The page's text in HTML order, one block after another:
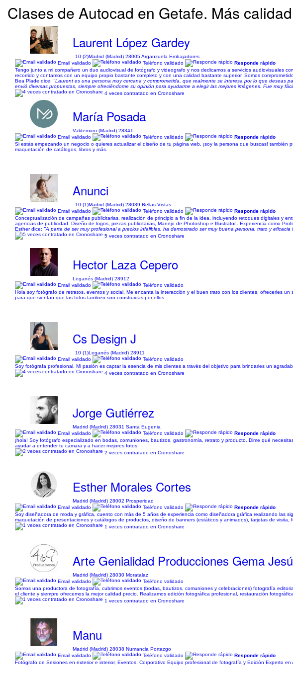
Clases de Autocad en Getafe. Más
Laurent López Gardey
10 (2)Madrid (Madrid) 28005 Arganzuela Embajadores
Email validado
Teléfono validado
Responde rápido
Tengo junto a mi compañero un duo audiovisual de fotógrafo y videografo y nos dedicamos a servicios audiovisuales
recorrido y contamos con un equipo propio bastante completo y con una calidad bastante superior. Somos
Bea Plade dice: "Laurent es una persona muy cercana y comprometida, que realmente se interesa por lo que deseas
envió diversas propuestas, siempre ofreciéndome su opinión para ayudarme a elegir las mejores imágenes. Fue muy
4 veces contratado en Cronoshare
María Posada
Valdemoro (Madrid) 28341
Email validado
Teléfono validado
Responde rápido
Si estás empezando un negocio o quieres actualizar el diseño de tu página web, ¡soy la persona que buscas!
maquetación de catálogos, libros y más.
Anunci
10 (1)Madrid (Madrid) 28039 Bellas Vistas
Email validado
Teléfono validado
Responde rápido
Conceptualización de campañas publicitarias, realización de principio a fin de la idea, incluyendo retoques digitales y
agencias de publicidad. Diseño de logos, piezas publicitarias, Manejo de Photoshop e Illustrator.. Experiencia como
Esther dice: "A parte de ser muy profesional a precios infalibles, ha demostrado ser muy buena persona, trato y eficacia
5 veces contratado en Cronoshare
Hector Laza Cepero
Leganés (Madrid) 28912
Email validado
Teléfono validado
Hola soy fotógrafo de retratos, eventos y social. Me encanta la interacción y el buen trato con los clientes, ofrecerles
para que sientan que las fotos tambien son construidas por ellos.
Cs Design J
10 (1)Leganés (Madrid) 28911
Email validado
Teléfono validado
Soy fotógrafa profesional. Mi pasión es captar la esencia de mis clientes a través del objetivo para brindarles un
4 veces contratado en Cronoshare
Jorge Gutiérrez
Madrid (Madrid) 28031 Santa Eugenia
Email validado
Teléfono validado
Responde rápido
¡hola! Soy fotógrafo especializado en bodas, comuniones, bautizos, gastronomía, retrato y producto. Dime qué
ayudar a entender tu cámara y a hacer mejores fotos.
2 veces contratado en Cronoshare
Esther Morales Cortes
Madrid (Madrid) 28002 Prosperidad
Email validado
Teléfono validado
Responde rápido
Soy diseñadora de moda y gráfica, cuento con más de 5 años de experiencia como diseñadora gráfica realizando las
maquetación de presentaciones y catálogos de productos, diseño de banners (estáticos y animados), tarjetas de visita,
1 veces contratado en Cronoshare
Arte Genialidad Producciones Gema
Madrid (Madrid) 28030 Moratalaz
Email validado
Teléfono validado
Somos una productora de fotografía, cubrimos eventos (bodas, bautizos, comuniones y celebraciones) fotografía
el cliente y siempre ofrecemos la mejor calidad precio. Realizamos edición fotográfica profesional, restauración
1 veces contratado en Cronoshare
Manu
Madrid (Madrid) 28038 Numancia Portazgo
Email validado
Teléfono validado
Responde rápido
Fotógrafo de Sesiones en exterior e interior, Eventos, Corporativo Equipo profesional de fotografía y Edición Experto